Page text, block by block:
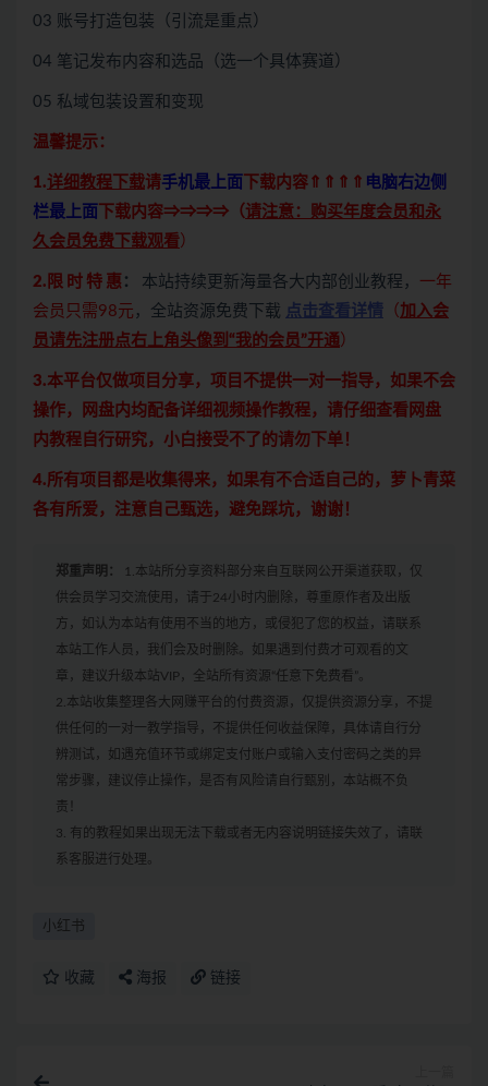
03 账号打造包装（引流是重点）
04 笔记发布内容和选品（选一个具体赛道）
05 私域包装设置和变现
温馨提示：
1.详细教程下载请手机最上面 下载内容⇑⇑⇑⇑ 电脑右边侧
栏最上面
下载内容⇒⇒⇒⇒（请注意：购买年度会员和永
久会员免费下载观看）
2.限 时 特 惠 ： 本站持续更新海量各大内部创业教程， 一年
会员只需98元 ，全站资源免费下载 点击查看详情 （ 加入会
员请先注册点右上角头像到“我的会员”开通）
3.本平台仅做项目分享，项目不提供一对一指导，如果不会
操作，网盘内均配备详细视频操作教程，请仔细查看网盘
内教程自行研究，小白接受不了的请勿下单！
4.所有项目都是收集得来，如果有不合适自己的，萝卜青菜
各有所爱，注意自己甄选，避免踩坑，谢谢！
郑重声明：
1.本站所分享资料部分来自互联网公开渠道获取，仅
供会员学习交流使用，请于24小时内删除，尊重原作者及出版
方，如认为本站有使用不当的地方，或侵犯了您的权益，请联系
本站工作人员，我们会及时删除。如果遇到付费才可观看的文
章，建议升级本站VIP，全站所有资源“任意下免费看”。
2.本站收集整理各大网赚平台的付费资源，仅提供资源分享，不提
供任何的一对一教学指导，不提供任何收益保障，具体请自行分
辨测试，如遇充值环节或绑定支付账户或输入支付密码之类的异
常步骤，建议停止操作，是否有风险请自行甄别，本站概不负
责！
3. 有的教程如果出现无法下载或者无内容说明链接失效了，请联
系客服进行处理。
小红书
收藏 海报 链接